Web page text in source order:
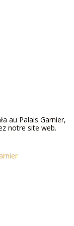
au Palais Garnier,
notre site web.